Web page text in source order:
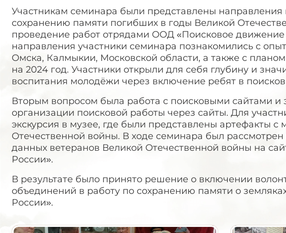
Участникам семинара были представлены направления
сохранению памяти погибших в годы Великой
проведение работ отрядами ООД «Поисковое движение
направления участники семинара познакомились с
Омска, Калмыкии, Московской области, а также с
на 2024 год. Участники открыли для себя глубину и
воспитания молодёжи через включение ребят в
Вторым вопросом была работа с поисковыми сайтами и
организации поисковой работы через сайты. Для
экскурсия в музее, где были представлены артефакты с
Отечественной войны. В ходе семинара был
данных ветеранов Великой Отечественной войны на
России».
В результате было принято решение о включении
объединений в работу по сохранению памяти о
России».